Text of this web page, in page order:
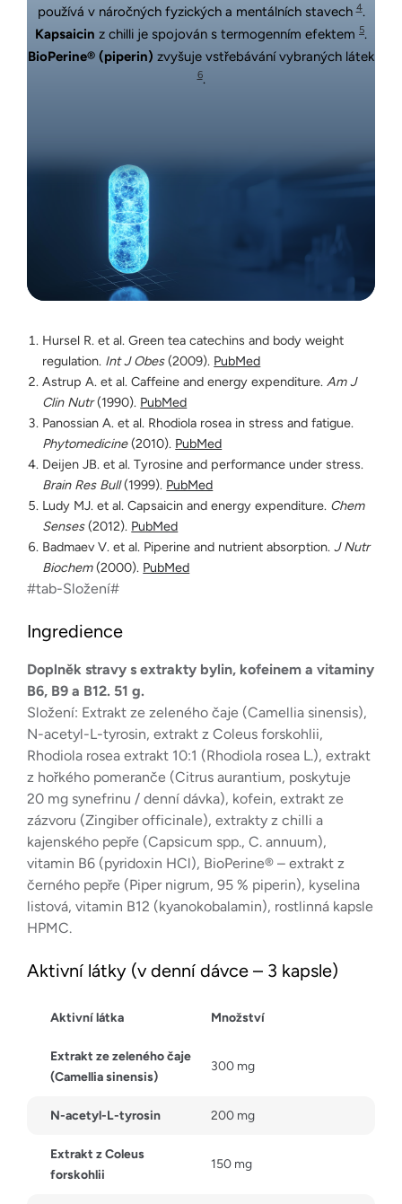
používá v náročných fyzických a mentálních stavech4.
Kapsaicin z chilli je spojován s termogenním efektem 5.
BioPerine® (piperin) zvyšuje vstřebávání vybraných látek
6.
Hursel R. et al. Green tea catechins and body weight
regulation. Int J Obes(2009). PubMed
Astrup A. et al. Caffeine and energy expenditure.Am J
Clin Nutr(1990). PubMed
Panossian A. et al. Rhodiola rosea in stress and fatigue.
Phytomedicine(2010). PubMed
Deijen JB. et al. Tyrosine and performance under stress.
Brain Res Bull(1999). PubMed
Ludy MJ. et al. Capsaicin and energy expenditure. Chem
Senses(2012). PubMed
Badmaev V. et al. Piperine and nutrient absorption.J Nutr
Biochem(2000). PubMed
#tab-Složení#
Ingredience
Doplněk stravy s extrakty bylin, kofeinem a vitaminy
B6, B9 a B12. 51 g.
Složení: Extrakt ze zeleného čaje (Camellia sinensis),
N-acetyl-L-tyrosin, extrakt z Coleus forskohlii,
Rhodiola rosea extrakt 10:1 (Rhodiola rosea L.), extrakt
z hořkého pomeranče (Citrus aurantium, poskytuje
20 mg synefrinu / denní dávka), kofein, extrakt ze
zázvoru (Zingiber officinale), extrakty z chilli a
kajenského pepře (Capsicum spp., C. annuum),
vitamin B6 (pyridoxin HCl), BioPerine® – extrakt z
černého pepře (Piper nigrum, 95 % piperin), kyselina
listová, vitamin B12 (kyanokobalamin), rostlinná kapsle
HPMC.
Aktivní látky (v denní dávce – 3 kapsle)
Aktivní látka Množství
Extrakt ze zeleného čaje
(Camellia sinensis)
300 mg
N-acetyl-L-tyrosin 200 mg
Extrakt z Coleus
forskohlii
150 mg